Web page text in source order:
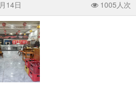
14日 1005人次